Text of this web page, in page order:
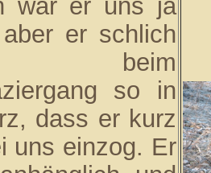
war er uns ja
er schlich
beim
so in
dass er kurz
uns einzog. Er